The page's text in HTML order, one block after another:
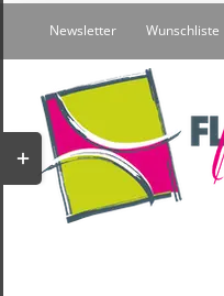
springen
Newsletter Wunschliste
Toggle
Sliding